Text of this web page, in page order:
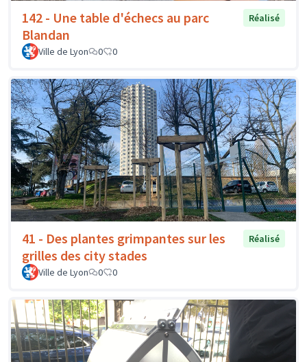
142 - Une table d'échecs au parc
Blandan
Réalisé
Ville de Lyon 0 0
41 - Des plantes grimpantes sur les
grilles des city stades
Réalisé
Ville de Lyon 0 0